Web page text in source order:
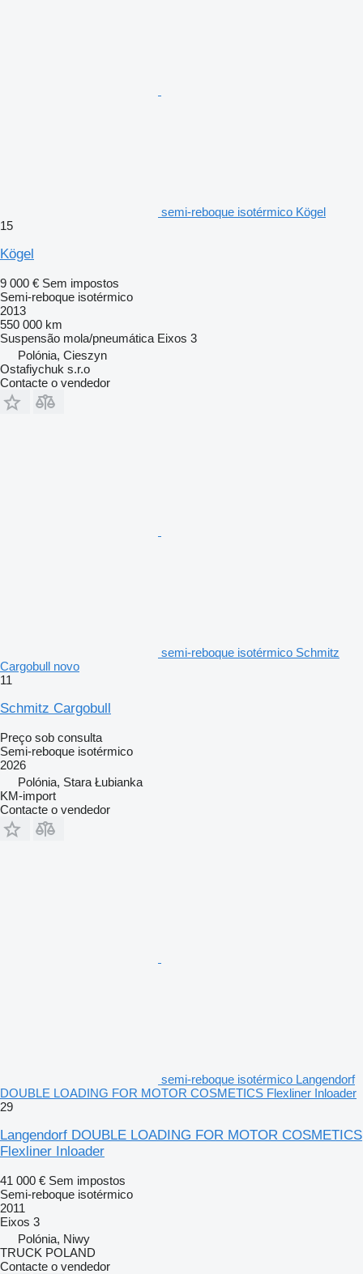
semi-reboque isotérmico Kögel
15
Kögel
9 000 € Sem impostos
Semi-reboque isotérmico
2013
550 000 km
Suspensão mola/pneumática Eixos 3
Polónia, Cieszyn
Ostafiychuk s.r.o
Contacte o vendedor
semi-reboque isotérmico Schmitz
Cargobull novo
11
Schmitz Cargobull
Preço sob consulta
Semi-reboque isotérmico
2026
Polónia, Stara Łubianka
KM-import
Contacte o vendedor
semi-reboque isotérmico Langendorf
DOUBLE LOADING FOR MOTOR COSMETICS Flexliner Inloader
29
Langendorf DOUBLE LOADING FOR MOTOR COSMETICS
Flexliner Inloader
41 000 € Sem impostos
Semi-reboque isotérmico
2011
Eixos 3
Polónia, Niwy
TRUCK POLAND
Contacte o vendedor